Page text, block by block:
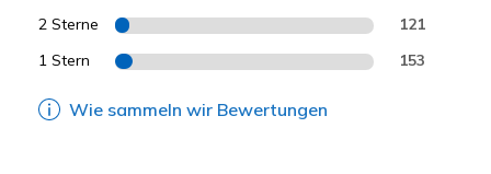
2 Sterne 121
1 Stern 153
Wie sammeln wir Bewertungen